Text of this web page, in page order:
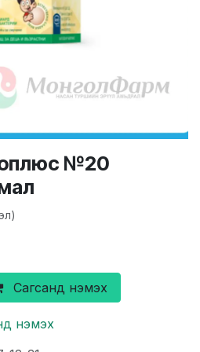
№20
Сагсанд нэмэх
нэмэх